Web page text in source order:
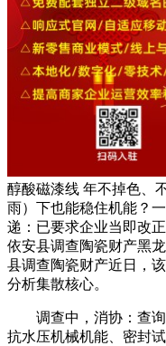
醇酸磁漆线 年不掉色、
雨）下也能稳住机能？
递：已要求企业当即改
依安县调查陶瓷财产黑
县调查陶瓷财产近日，
分析集散核心。
调查中，消协：查询
抗水压机械机能、密封